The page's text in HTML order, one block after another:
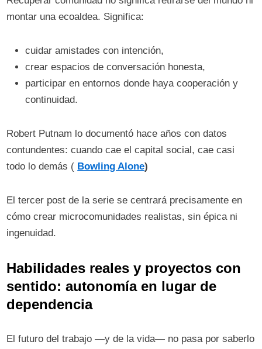
montar una ecoaldea. Significa:
cuidar amistades con intención,
crear espacios de conversación honesta,
participar en entornos donde haya cooperación y
continuidad.
Robert Putnam lo documentó hace años con datos
contundentes: cuando cae el capital social, cae casi
todo lo demás ( Bowling Alone)
El tercer post de la serie se centrará precisamente en
cómo crear microcomunidades realistas, sin épica ni
ingenuidad.
Habilidades reales y proyectos con
sentido: autonomía en lugar de
dependencia
El futuro del trabajo —y de la vida— no pasa por saberlo